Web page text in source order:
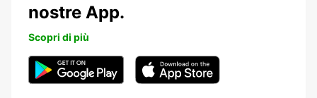
nostre App.
Scopri di più